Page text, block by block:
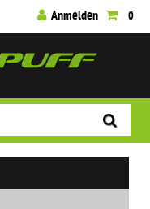
Anmelden 0